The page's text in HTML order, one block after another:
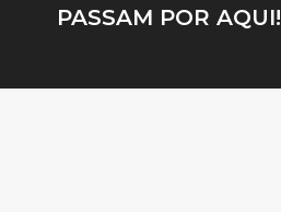
PASSAM POR AQUI!